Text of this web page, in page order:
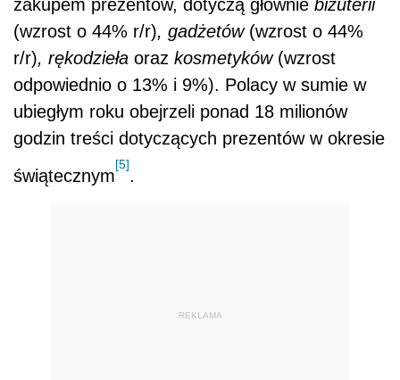
zakupem prezentów, dotyczą głównie biżuterii
(wzrost o 44% r/r), gadżetów (wzrost o 44%
r/r), rękodzieła oraz kosmetyków (wzrost
odpowiednio o 13% i 9%). Polacy w sumie w
ubiegłym roku obejrzeli ponad 18 milionów
godzin treści dotyczących prezentów w okresie
świątecznym
[5]
.
REKLAMA